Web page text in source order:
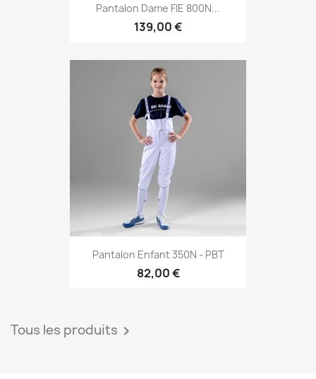
Pantalon Dame FIE 800N...
139,00 €
Pantalon Enfant 350N - PBT
82,00 €
Tous les produits 